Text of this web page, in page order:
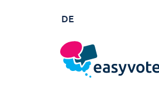
DE